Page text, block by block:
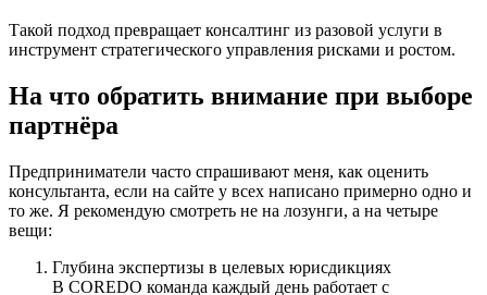
Такой подход превращает консалтинг из разовой услуги в
инструмент стратегического управления рисками и ростом.
На что обратить внимание при выборе
партнёра
Предприниматели часто спрашивают меня, как оценить
консультанта, если на сайте у всех написано примерно одно и
то же. Я рекомендую смотреть не на лозунги, а на четыре
вещи:
Глубина экспертизы в целевых юрисдикциях
В COREDO команда каждый день работает с